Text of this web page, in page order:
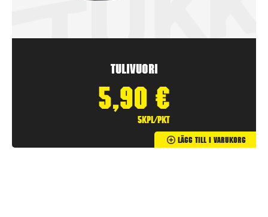
Tulivuori
5,90 €
5kpl/pkt
Lägg Till I Varukorg